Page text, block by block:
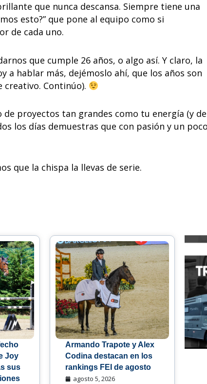
que nunca descansa. Siempre tiene una
esto?” que pone al equipo como si
de cada uno.
que cumple 26 años, o algo así. Y claro, la
a hablar más, dejémoslo ahí, que los años son
creativo. Continúo).
proyectos tan grandes como tu energía (y de
los días demuestras que con pasión y un
que la chispa la llevas de serie.
Joy
sus
Armando Trapote y Alex
Codina destacan en los
rankings FEI de agosto
agosto 5, 2026